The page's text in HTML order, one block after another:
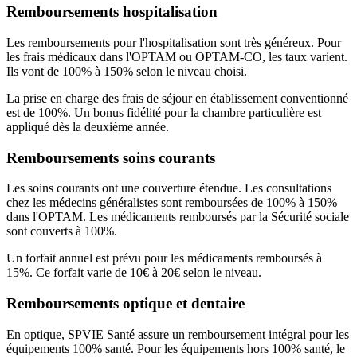
Remboursements hospitalisation
Les remboursements pour l'hospitalisation sont très généreux. Pour
les frais médicaux dans l'OPTAM ou OPTAM-CO, les taux varient.
Ils vont de 100% à 150% selon le niveau choisi.
La prise en charge des frais de séjour en établissement conventionné
est de 100%. Un bonus fidélité pour la chambre particulière est
appliqué dès la deuxième année.
Remboursements soins courants
Les soins courants ont une couverture étendue. Les consultations
chez les médecins généralistes sont remboursées de 100% à 150%
dans l'OPTAM. Les médicaments remboursés par la Sécurité sociale
sont couverts à 100%.
Un forfait annuel est prévu pour les médicaments remboursés à
15%. Ce forfait varie de 10€ à 20€ selon le niveau.
Remboursements optique et dentaire
En optique, SPVIE Santé assure un remboursement intégral pour les
équipements 100% santé. Pour les équipements hors 100% santé, le